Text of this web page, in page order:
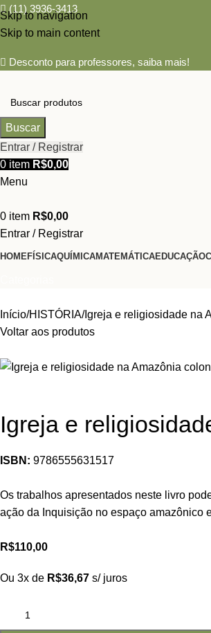
Skip to navigation
Skip to main content
(11) 3936-3413
Desconto para professores, saiba mais!
Buscar
Entrar / Registrar
0 item R$0,00
Menu
0 item R$0,00
Entrar / Registrar
HOMEFÍSICAQUÍMICAMATEMÁTICAEDUCAÇÃO
Início HISTÓRIA Igreja e religiosidade na
Voltar aos produtos
Igreja e
ISBN: 9786555631517
Os trabalhos apresentados neste livro
ação da Inquisição no espaço amazônico
R$110,00
Ou 3x de R$36,67 s/ juros